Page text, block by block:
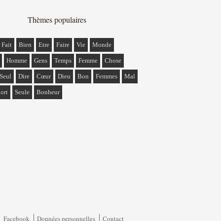
Thèmes populaires
Fait Bien Etre Faire Vie Monde
Homme Gens Temps Femme Chose
Seul Dire Cœur Dieu Bon Femmes Mal
Seule Bonheur
Facebook
Données personnelles Contact